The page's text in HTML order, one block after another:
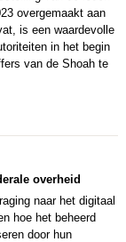
overgemaakt aan
is een waardevolle
in het begin
van de Shoah te
overheid
naar het digitaal
hoe het beheerd
door hun